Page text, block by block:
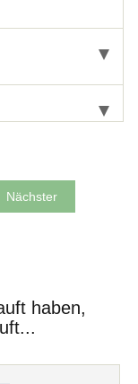
Nächster
haben,